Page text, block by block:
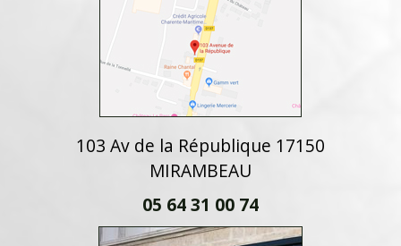
103 Av de la République 17150
MIRAMBEAU
05 64 31 00 74